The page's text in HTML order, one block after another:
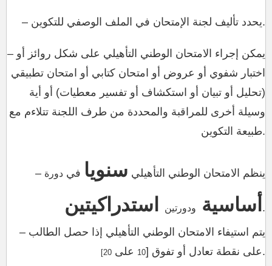
– يحدد تأليف لجنة الإمتحان في الملف الوصفي للتكوين.
– يمكن إجراء الامتحان الوطني التأهيلي على شكل روائز أو
اختبار شفوي أو عروض أو امتحان كتابي أو امتحان تطبيقي
(تحليل أو تبيان أو استكشاف أو تفسير معطيات) أو أية
وسيلة أخرى للمراقبة والمحددة من طرف اللجنة تتلاءم مع
طبيعة التكوين.
– ينظم الامتحان الوطني التأهيلي سنويا في دورة
أساسية ودورتين استدراكيتين
.
– يتم استيفاء الامتحان الوطني التأهيلي إذا حصل الطالب
على نقطة تعادل أو تفوق [10 على 20] .